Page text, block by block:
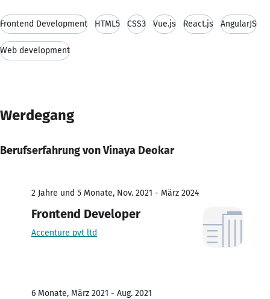
Frontend Development HTML5 CSS3 Vue.js React.js AngularJS
Web development
Werdegang
Berufserfahrung von Vinaya Deokar
2 Jahre und 5 Monate, Nov. 2021 - März 2024
Frontend Developer
Accenture pvt ltd
6 Monate, März 2021 - Aug. 2021